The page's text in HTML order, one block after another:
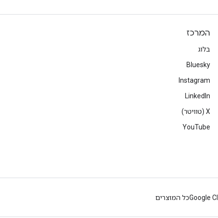
המרכז
בלוג
Bluesky
Instagram
LinkedIn
‫X (טוויטר)
YouTube
Googleכל המוצרים